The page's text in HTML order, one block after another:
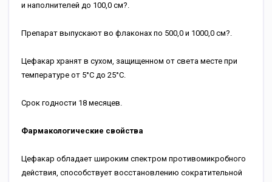
и наполнителей до 100,0 см?.
Препарат выпускают во флаконах по 500,0 и 1000,0 см?.
Цефакар хранят в сухом, защищенном от света месте при
температуре от 5°C до 25°С.
Срок годности 18 месяцев.
Фармакологические свойства
Цефакар обладает широким спектром противомикробного
действия, способствует восстановлению сократительной